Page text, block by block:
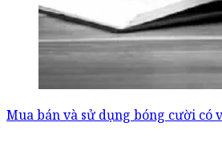
Mua bán và sử dụng bóng cười có